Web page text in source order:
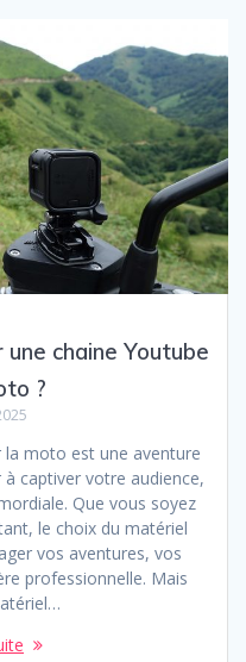
chaine Youtube
?
la moto est une aventure
captiver votre audience,
Que vous soyez
le choix du matériel
vos aventures, vos
professionnelle. Mais